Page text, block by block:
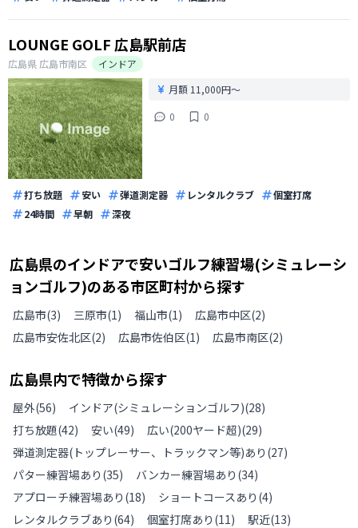
LOUNGE GOLF 広島駅前店
広島県 広島市南区
インドア
月額 11,000円〜
0
0
打ち放題 安い 弾道測定器 レンタルクラブ
個室打席
24時間
早朝 深夜
広島県のインドアで安いゴルフ練習場(シミュレーシ
ョンゴルフ)のある市区町村から探す
広島市(3) 三原市(1) 福山市(1) 広島市中区(2)
広島市安佐北区(2) 広島市佐伯区(1) 広島市南区(2)
広島県内で特徴から探す
屋外(56) インドア(シミュレーションゴルフ)(28)
打ち放題(42) 安い(49) 広い(200ヤード超)(29)
弾道測定器(トップレーサー、トラックマン等)あり (27)
パター練習場あり (35) バンカー練習場あり (34)
アプローチ練習場あり (18) ショートコースあり (4)
レンタルクラブあり (64) 個室打席あり (11) 駅近(13)